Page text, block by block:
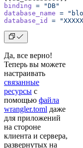
binding = "DB"
database_name =
database_id
=
Да, все верно!
Теперь вы можете
настраивать
связанные
ресурсы с
помощью файла
wrangler.toml даже
для приложений
на стороне
клиента и сервера,
развернутых на